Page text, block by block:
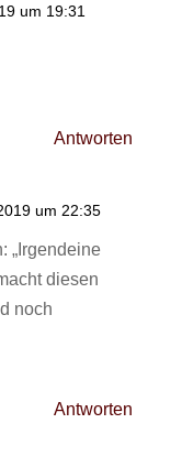
um 19:31
Antworten
um 22:35
„Irgendeine
diesen
noch
Antworten